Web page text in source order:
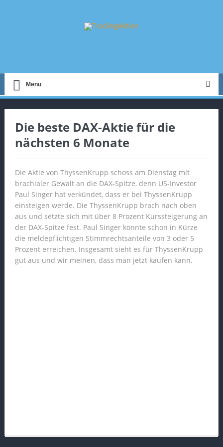
Menu
Die beste DAX-Aktie für die
nächsten 6 Monate
Die Aktie von ThyssenKrupp schoss am Dienstag mit
brachialer Gewalt an die DAX-Spitze, denn US-Investor
Paul Singer hat verkündet, dass er bei ThyssenKrupp
einsteigen werde. Die ThyssenKrupp brach nach oben
aus und setzte sich mit über 8 Prozent Kurssteigerung an
der DAX-Spitze fest. Paul Singer könnte schon in Kürze
die meldepflichtigen Stimmrechtsanteile von 3 oder 5
Prozent erreichen. Insgesamt sieht es für ThyssenKrupp
gut aus und wir meinen, dass man jetzt kaufen kann.